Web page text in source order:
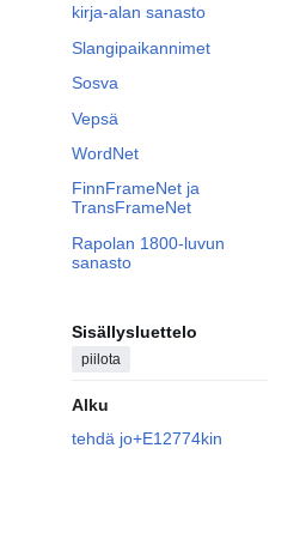
kirja-alan sanasto
Slangipaikannimet
Sosva
Vepsä
WordNet
FinnFrameNet ja
TransFrameNet
Rapolan 1800-luvun
sanasto
Sisällysluettelo
piilota
Alku
tehdä jo+E12774kin